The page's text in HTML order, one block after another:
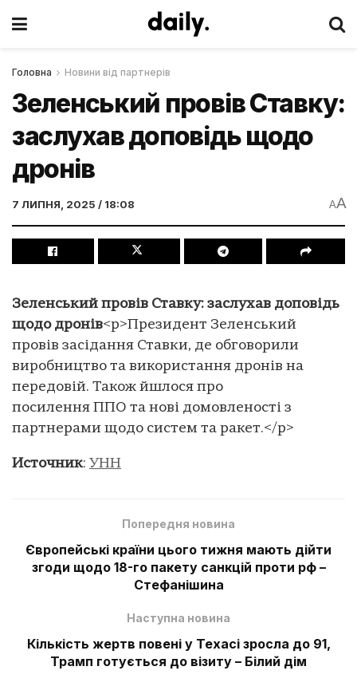
Головна Новини від партнерів
Зеленський провів Ставку:
заслухав доповідь щодо
дронів
7 ЛИПНЯ, 2025 / 18:08 AA
Зеленський провів Ставку: заслухав доповідь
щодо дронів<p>Президент Зеленський
провів засідання Ставки, де обговорили
виробництво та використання дронів на
передовій. Також йшлося про
посилення ППО та нові домовленості з
партнерами щодо систем та ракет.</p>
Источник: УНН
Попередня новина
Європейські країни цього тижня мають дійти
згоди щодо 18-го пакету санкцій проти рф –
Стефанішина
Наступна новина
Кількість жертв повені у Техасі зросла до 91,
Трамп готується до візиту – Білий дім